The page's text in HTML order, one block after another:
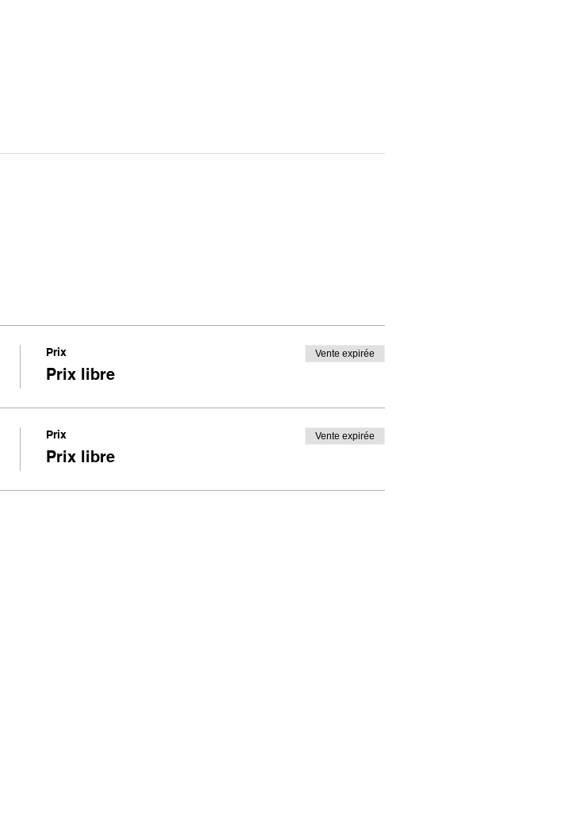
Prix
Prix libre
Vente expirée
Prix
Prix libre
Vente expirée